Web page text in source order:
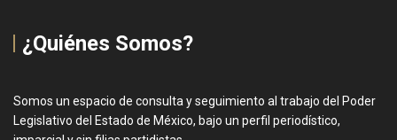
¿Quiénes Somos?
Somos un espacio de consulta y seguimiento al trabajo del Poder
Legislativo del Estado de México, bajo un perfil periodístico,